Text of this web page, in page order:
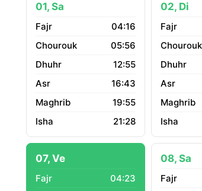
01, Sa
04:16
05:56
12:55
16:43
19:55
21:28
02, Di
07, Ve
04:23
08, Sa